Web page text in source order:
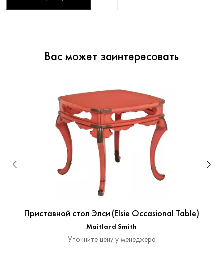
Вас может заинтересовать
Приставной стол Элси (Elsie Occasional Table)
Maitland Smith
Уточните цену у менеджера